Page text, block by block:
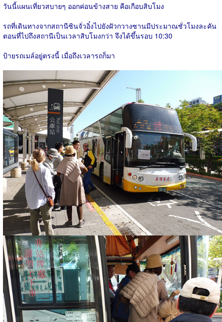
วันนี้แผนเที่ยวสบายๆ ออกค่อนข้างสาย คือเกือบสิบโมง
รถที่เดินทางจากสถานีซินจั่วอิ๋งไปยังฝัวกวางซานมีประมาณชั่วโมงละคัน
ตอนที่ไปถึงสถานีเป็นเวลาสิบโมงกว่า จึงได้ขึ้นรอบ 10:30
ป้ายรถเมล์อยู่ตรงนี้ เมื่อถึงเวลารถก็มา